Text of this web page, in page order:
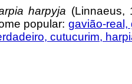
harpyja (Linnaeus,
popular: gavião-real,
cutucurim,